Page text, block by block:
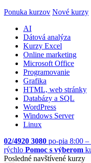
Ponuka kurzov Nové kurzy
AI
Dátová analýza
Kurzy Excel
Online marketing
Microsoft Office
Programovanie
Grafika
HTML, web stránky
Databázy a SQL
WordPress
Windows Server
Linux
02/4920 3080 po-pia 8:00 –
rýchlo Pomoc s výberom
Posledné navštívené kurzy